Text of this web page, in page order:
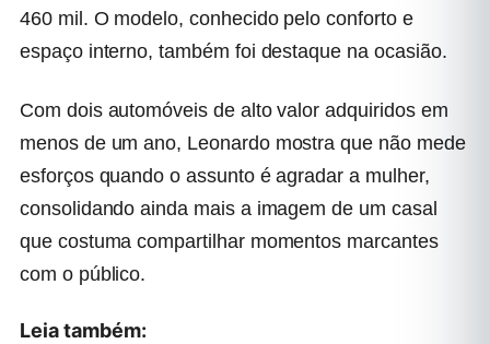
460 mil. O modelo, conhecido pelo conforto e
espaço interno, também foi destaque na ocasião.
Com dois automóveis de alto valor adquiridos em
menos de um ano, Leonardo mostra que não mede
esforços quando o assunto é agradar a mulher,
consolidando ainda mais a imagem de um casal
que costuma compartilhar momentos marcantes
com o público.
Leia também: